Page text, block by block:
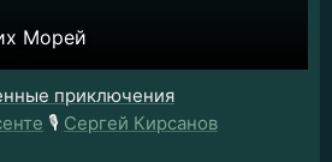
Морей
приключения
🎙️ Сергей Кирсанов